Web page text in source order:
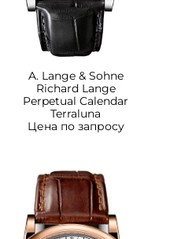
A. Lange & Sohne
Richard Lange
Perpetual Calendar
Terraluna
Цена по запросу